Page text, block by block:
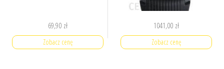
69,90 zł
Zobacz cenę
1041,00 zł
Zobacz cenę